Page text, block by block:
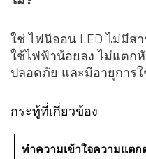
ใช่ ไฟนีออน LED ไม่มีส
ใช้ไฟฟ้าน้อยลง ไม่แตก
ปลอดภัย และมีอายุการ
กระทู้ที่เกี่ยวข้อง
ทำความเข้าใจความแตก